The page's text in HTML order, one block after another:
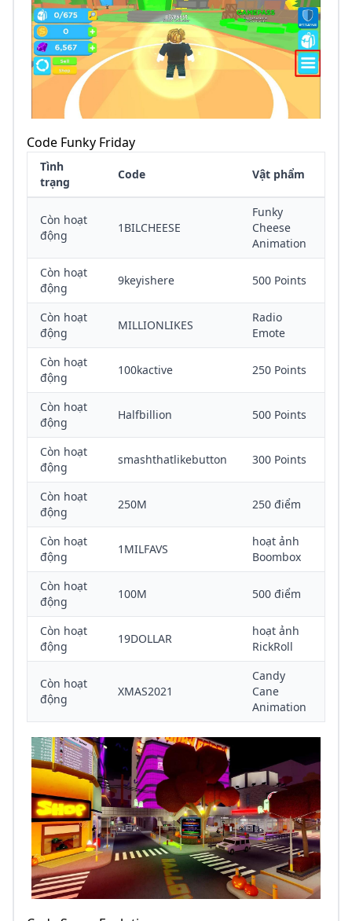
Code Funky Friday
Tình
trạng
Code Vật phẩm
Còn hoạt
động
1BILCHEESE
Funky
Cheese
Animation
Còn hoạt
động
9keyishere 500 Points
Còn hoạt
động
MILLIONLIKES
Radio
Emote
Còn hoạt
động
100kactive 250 Points
Còn hoạt
động
Halfbillion 500 Points
Còn hoạt
động
smashthatlikebutton 300 Points
Còn hoạt
động
250M 250 điểm
Còn hoạt
động
1MILFAVS
hoạt ảnh
Boombox
Còn hoạt
động
100M 500 điểm
Còn hoạt
động
19DOLLAR
hoạt ảnh
RickRoll
Còn hoạt
động
XMAS2021
Candy
Cane
Animation